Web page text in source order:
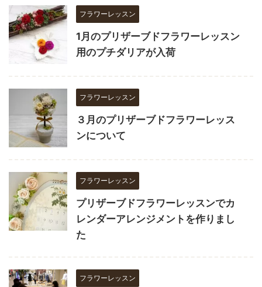
フラワーレッスン
1月のプリザーブドフラワーレッスン
用のプチダリアが入荷
フラワーレッスン
３月のプリザーブドフラワーレッス
ンについて
フラワーレッスン
プリザーブドフラワーレッスンでカ
レンダーアレンジメントを作りまし
た
フラワーレッスン